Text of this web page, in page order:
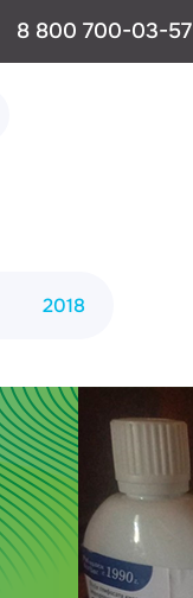
8 800 700-03-57
2018